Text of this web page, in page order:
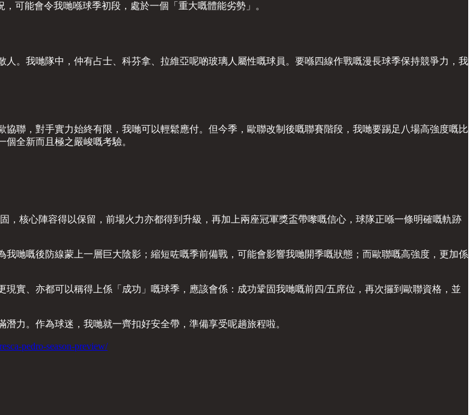
可能會令我哋喺球季初段，處於一個「重大嘅體能劣勢」。
。我哋隊中，仲有占士、科芬拿、拉維亞呢啲玻璃人屬性嘅球員。要喺四線作戰嘅漫長球季保持競爭力，我
聯，對手實力始終有限，我哋可以輕鬆應付。但今季，歐聯改制後嘅聯賽階段，我哋要踢足八場高強度嘅比
全新而且極之嚴峻嘅考驗。
，核心陣容得以保留，前場火力亦都得到升級，再加上兩座冠軍獎盃帶嚟嘅信心，球隊正喺一條明確嘅軌跡
哋嘅後防線蒙上一層巨大陰影；縮短咗嘅季前備戰，可能會影響我哋開季嘅狀態；而歐聯嘅高強度，更加係
實、亦都可以稱得上係「成功」嘅球季，應該會係：成功鞏固我哋嘅前四/五席位，再次攞到歐聯資格，並
力。作為球迷，我哋就一齊扣好安全帶，準備享受呢趟旅程啦。
pedro-season-preview/